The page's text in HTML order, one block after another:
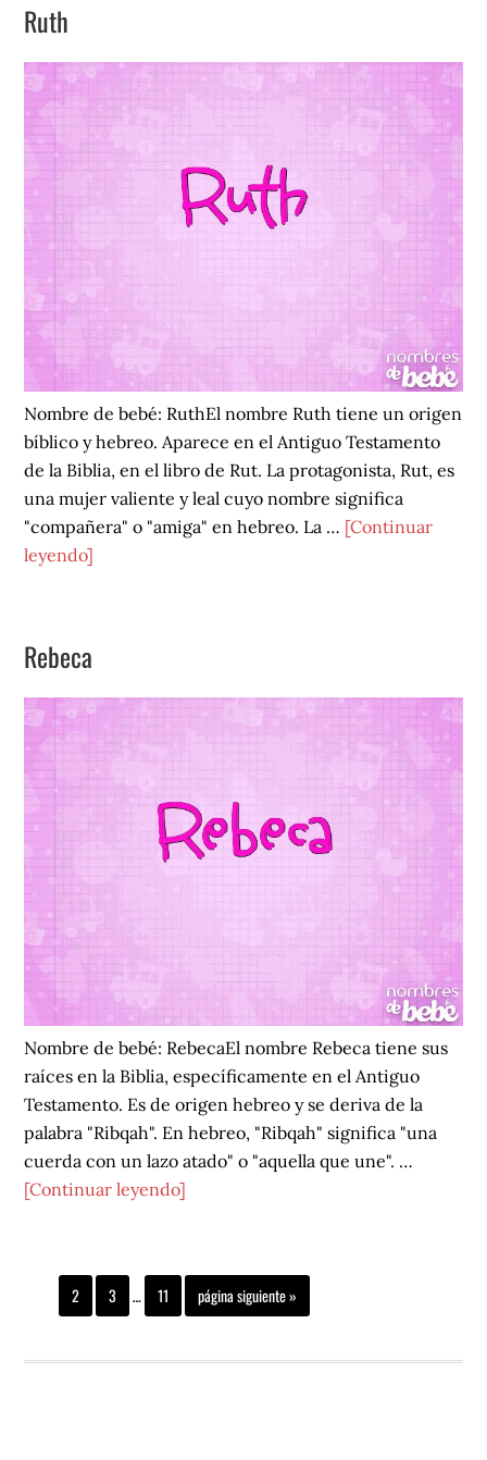
Ruth
Nombre de bebé: RuthEl nombre Ruth tiene un origen
bíblico y hebreo. Aparece en el Antiguo Testamento
de la Biblia, en el libro de Rut. La protagonista, Rut, es
una mujer valiente y leal cuyo nombre significa
"compañera" o "amiga" en hebreo. La … [Continuar
leyendo]
Rebeca
Nombre de bebé: RebecaEl nombre Rebeca tiene sus
raíces en la Biblia, específicamente en el Antiguo
Testamento. Es de origen hebreo y se deriva de la
palabra "Ribqah". En hebreo, "Ribqah" significa "una
cuerda con un lazo atado" o "aquella que une". …
[Continuar leyendo]
PáginaPágina
2 Página
3
Páginas
intermedias
… Página
11
Ir
a
página siguiente »